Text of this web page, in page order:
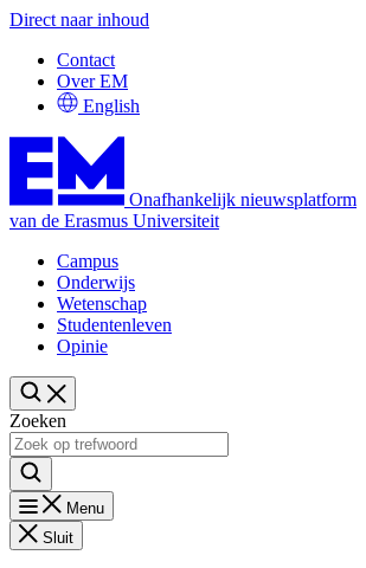
Direct naar inhoud
Contact
Over EM
English
Onafhankelijk nieuwsplatform
van de Erasmus Universiteit
Campus
Onderwijs
Wetenschap
Studentenleven
Opinie
Zoeken
Menu
Sluit